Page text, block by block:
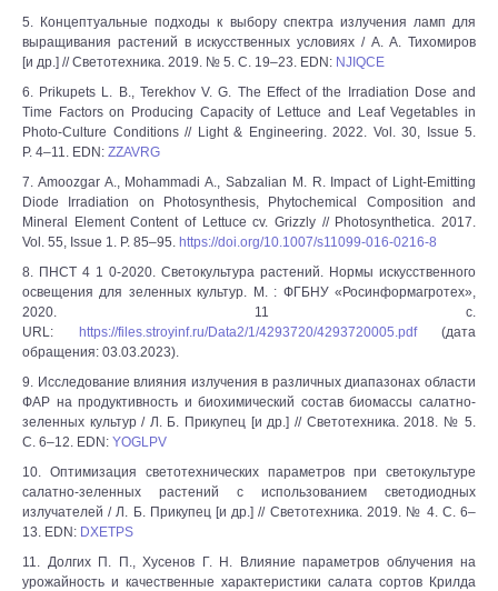
5. Концептуальные подходы к выбору спектра излучения ламп для
выращивания растений в искусственных условиях / А. А. Тихомиров
[и др.] // Светотехника. 2019. № 5. С. 19–23. EDN: NJIQCE
6. Prikupets L. B., Terekhov V. G. The Effect of the Irradiation Dose and
Time Factors on Producing Capacity of Lettuce and Leaf Vegetables in
Photo-Culture Conditions // Light & Engineering. 2022. Vol. 30, Issue 5.
P. 4–11. EDN: ZZAVRG
7. Amoozgar A., Mohammadi A., Sabzalian M. R. Impact of Light-Emitting
Diode Irradiation on Photosynthesis, Phytochemical Composition and
Mineral Element Content of Lettuce cv. Grizzly // Photosynthetica. 2017.
Vol. 55, Issue 1. P. 85–95. https://doi.org/10.1007/s11099-016-0216-8
8. ПНCТ 4 1 0-2020. Светокультура растений. Нормы искусственного
освещения для зеленных культур. М. : ФГБНУ «Росинформагротех»,
2020. 11 с.
URL:
https://files.stroyinf.ru/Data2/1/4293720/4293720005.pdf(дата
обращения: 03.03.2023).
9. Исследование влияния излучения в различных диапазонах области
ФАР на продуктивность и биохимический состав биомассы салатно-
зеленных культур / Л. Б. Прикупец [и др.] // Светотехника. 2018. № 5.
С. 6–12. EDN: YOGLPV
10. Оптимизация светотехнических параметров при светокультуре
салатно-зеленных растений с использованием светодиодных
излучателей / Л. Б. Прикупец [и др.] // Светотехника. 2019. № 4. С. 6–
13. EDN: DXETPS
11. Долгих П. П., Хусенов Г. Н. Влияние параметров облучения на
урожайность и качественные характеристики салата сортов Крилда